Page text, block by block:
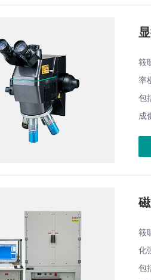
筱
率
包
成
筱
化
包